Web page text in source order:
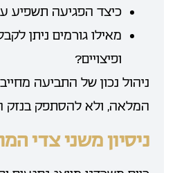
כיצד הפגיעה תשפיע
מאילו גורמים ניתן
ופיצויים?
ניהול נכון של התביעה
המלאה, ולא להסתפק בנזק
ניסיון משני צדי